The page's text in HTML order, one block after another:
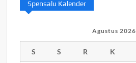
Spensalu Kalender
Agustus 2026
S S R K